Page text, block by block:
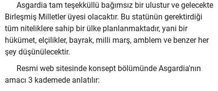
Asgardia tam teşekküllü bağımsız bir ulustur ve gelecekte
Birleşmiş Milletler üyesi olacaktır. Bu statünün gerektirdiği
tüm niteliklere sahip bir ülke planlanmaktadır, yani bir
hükümet, elçilikler, bayrak, milli marş, amblem ve benzer her
şey düşünülecektir.
Resmi web sitesinde konsept bölümünde Asgardia'nın
amacı 3 kademede anlatılır: